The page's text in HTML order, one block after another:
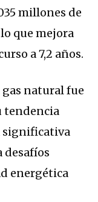
millones de
que mejora
a 7,2 años.
natural fue
tendencia
significativa
desafíos
energética